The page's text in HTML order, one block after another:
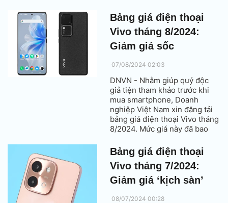
Bảng giá điện thoại
Vivo tháng 8/2024:
Giảm giá sốc
07/08/2024 02:03
DNVN - Nhằm giúp quý độc
giả tiện tham khảo trước khi
mua smartphone, Doanh
nghiệp Việt Nam xin đăng tải
bảng giá điện thoại Vivo tháng
8/2024. Mức giá này đã bao
Bảng giá điện thoại
Vivo tháng 7/2024:
Giảm giá ‘kịch sàn’
08/07/2024 00:28